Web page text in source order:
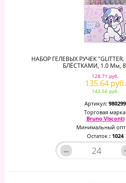
НАБОР ГЕЛЕВЫХ РУЧЕК "GLITTER.
БЛЁСТКАМИ, 1.0 Мм,
128.71 руб.
135.64 руб.
143.56 руб.
Артикул: 980299
Торговая марка:
Bruno Visconti
Минимальный опт:
Остаток : 1024
–